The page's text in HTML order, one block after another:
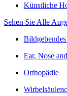
Künstliche
Sehen Sie Alle
Ear, Nose
Orthopädie